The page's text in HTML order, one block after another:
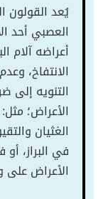
يُعد القولون
العصبي أحد
أعراضه آلام
الانتفاخ،
التنويه
الأعراض؛
الغثيان
في البراز،
الأعراض